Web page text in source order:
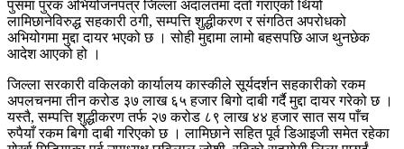
पुसमा पुरक अभियोजनपत्र जिल्ला अदालतमा दर्ता गराएको थियो
लामिछानेविरुद्ध सहकारी ठगी, सम्पत्ति शुद्धीकरण र संगठित अपरोधको
अभियोगमा मुद्दा दायर भएको छ । सोही मुद्दामा लामो बहसपछि आज थुनछेक
आदेश आएको हो ।
जिल्ला सरकारी वकिलको कार्यालय कास्कीले सूर्यदर्शन सहकारीको रकम
अपलचनमा तीन करोड ३७ लाख ६५ हजार बिगो दाबी गर्दै मुद्दा दायर गरेको छ ।
यस्तै, सम्पत्ति शुद्धीकरण तर्फ २७ करोड ८९ लाख ४४ हजार सात सय पाँच
रुपैयाँ रकम बिगो दाबी गरिएको छ । लामिछाने सहित पूर्व डिआइजी समेत रहेका